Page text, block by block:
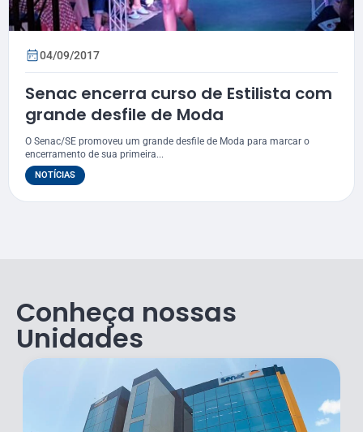
04/09/2017
Senac encerra curso de Estilista com
O Senac/SE promoveu um grande desfile de Moda para marcar o
encerramento de sua primeira...
NOTÍCIAS
Conheça nossas
Unidades